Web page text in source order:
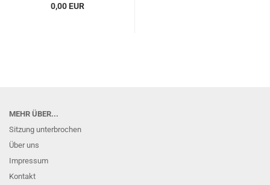
0,00 EUR
MEHR ÜBER...
Sitzung unterbrochen
Über uns
Impressum
Kontakt